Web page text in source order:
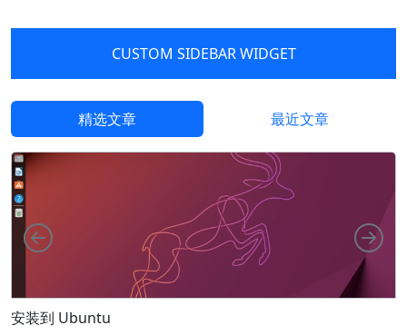
CUSTOM SIDEBAR WIDGET
精选文章 最近文章
安装到 Ubuntu
向左 向